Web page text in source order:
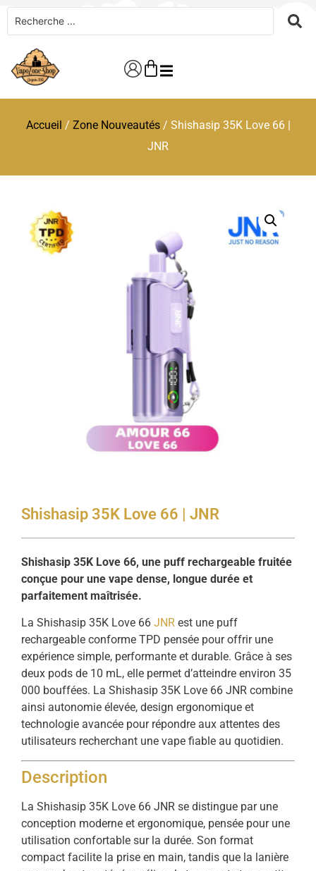
Accueil / Zone Nouveautés/ Shishasip 35K Love 66 |
JNR
Shishasip 35K Love 66 | JNR
Shishasip 35K Love 66, une puff rechargeable fruitée
conçue pour une vape dense, longue durée et
parfaitement maîtrisée.
La Shishasip 35K Love 66 JNR est une puff
rechargeable conforme TPD pensée pour offrir une
expérience simple, performante et durable. Grâce à ses
deux pods de 10 mL, elle permet d’atteindre environ 35
000 bouffées. La Shishasip 35K Love 66 JNR combine
ainsi autonomie élevée, design ergonomique et
technologie avancée pour répondre aux attentes des
utilisateurs recherchant une vape fiable au quotidien.
Description
La Shishasip 35K Love 66 JNR se distingue par une
conception moderne et ergonomique, pensée pour une
utilisation confortable sur la durée. Son format
compact facilite la prise en main, tandis que la lanière